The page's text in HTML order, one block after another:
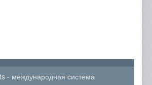
- международная система